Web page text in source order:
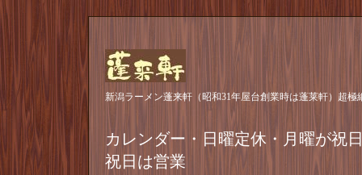
新潟ラーメン蓬来軒（昭和31年屋台創業時は蓬莱軒）超
カレンダー・日曜定休・月曜が祝
祝日は営業